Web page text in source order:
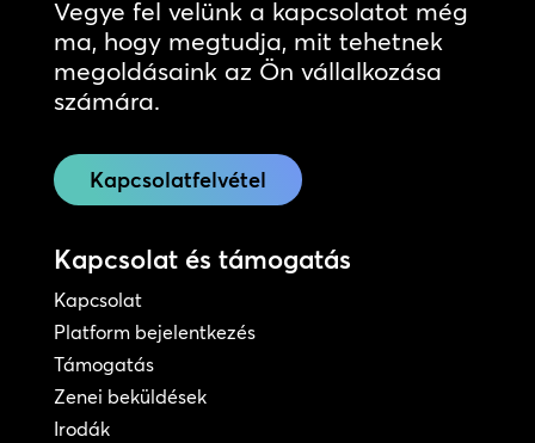
Vegye fel velünk a kapcsolatot még
ma, hogy megtudja, mit tehetnek
megoldásaink az Ön vállalkozása
számára.
Kapcsolatfelvétel
Kapcsolat és támogatás
Kapcsolat
Platform bejelentkezés
Támogatás
Zenei beküldések
Irodák